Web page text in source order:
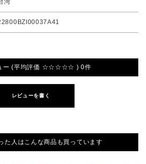
ー (平均評価 ☆☆☆☆☆ ) 0件
レビューを書く
た人はこんな商品も買っています